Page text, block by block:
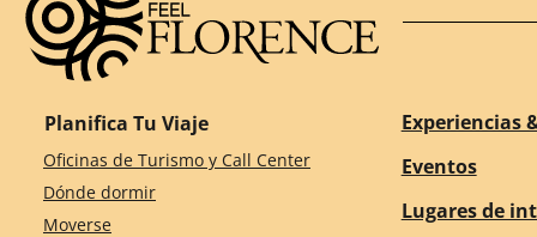
Planifica Tu Viaje
Oficinas de Turismo y Call Center
Dónde dormir
Moverse
Experiencias
Eventos
Lugares de